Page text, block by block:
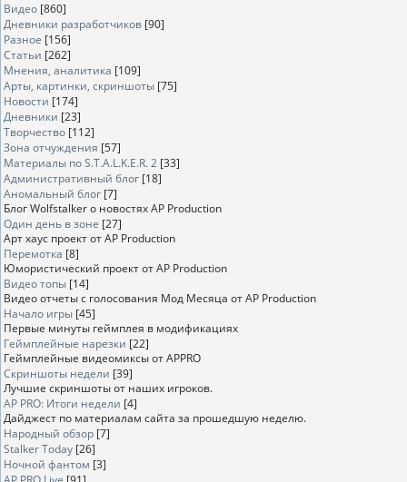
Видео [860]
Дневники разработчиков [90]
Разное [156]
Статьи [262]
Мнения, аналитика [109]
Арты, картинки, скриншоты [75]
Новости [174]
Дневники [23]
Творчество [112]
Зона отчуждения [57]
Материалы по S.T.A.L.K.E.R. 2 [33]
Административный блог [18]
Аномальный блог [7]
Блог Wolfstalker о новостях AP Production
Один день в зоне [27]
Арт хаус проект от AP Production
Перемотка [8]
Юмористический проект от AP Production
Видео топы [14]
Видео отчеты с голосования Мод Месяца от AP Production
Начало игры [45]
Первые минуты геймплея в модификациях
Геймплейные нарезки [22]
Геймплейные видеомиксы от APPRO
Скриншоты недели [39]
Лучшие скриншоты от наших игроков.
AP PRO: Итоги недели [4]
Дайджест по материалам сайта за прошедшую неделю.
Народный обзор [7]
Stalker Today [26]
Ночной фантом [3]